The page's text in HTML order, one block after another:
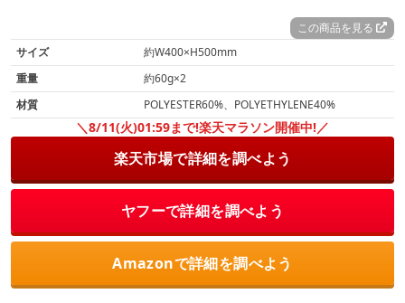
この商品を見る
サイズ
約W400×H500mm
重量
約60g×2
材質
POLYESTER60%、POLYETHYLENE40%
＼8/11(火)01:59まで!楽天マラソン開催中!／
楽天市場で詳細を調べよう
ヤフーで詳細を調べよう
Amazonで詳細を調べよう